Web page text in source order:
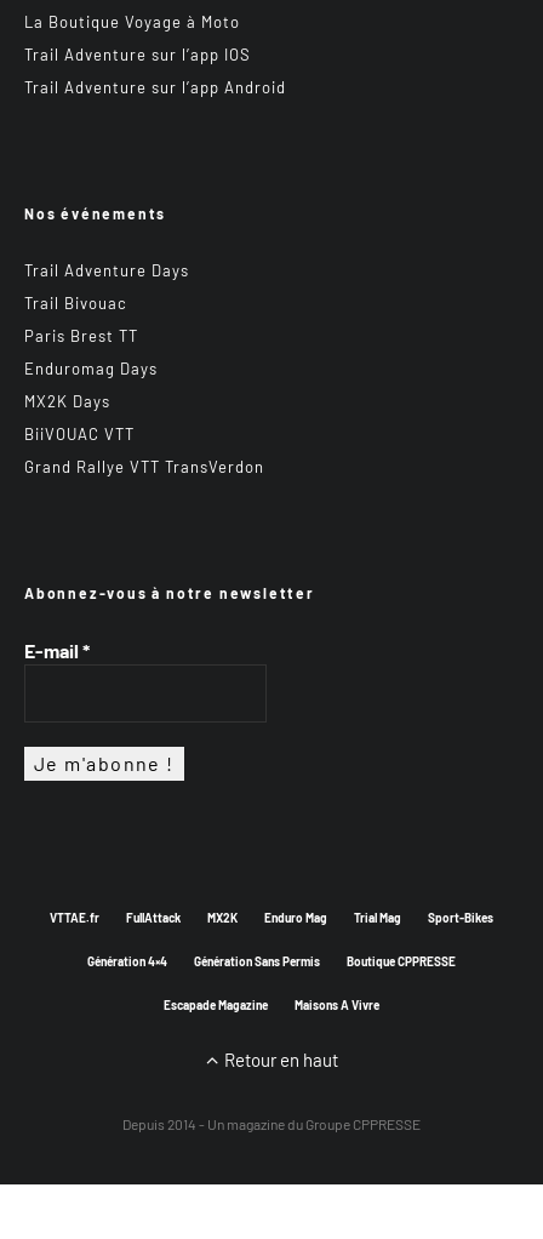
La Boutique Voyage à Moto
Trail Adventure sur l’app IOS
Trail Adventure sur l’app Android
Nos événements
Trail Adventure Days
Trail Bivouac
Paris Brest TT
Enduromag Days
MX2K Days
BiiVOUAC VTT
Grand Rallye VTT TransVerdon
Abonnez-vous à notre newsletter
E-mail *
VTTAE.fr FullAttack MX2K Enduro Mag Trial Mag Sport-Bikes
Génération 4×4 Génération Sans Permis Boutique CPPRESSE
Escapade Magazine Maisons A Vivre
Retour en haut
Depuis 2014 - Un magazine du Groupe CPPRESSE